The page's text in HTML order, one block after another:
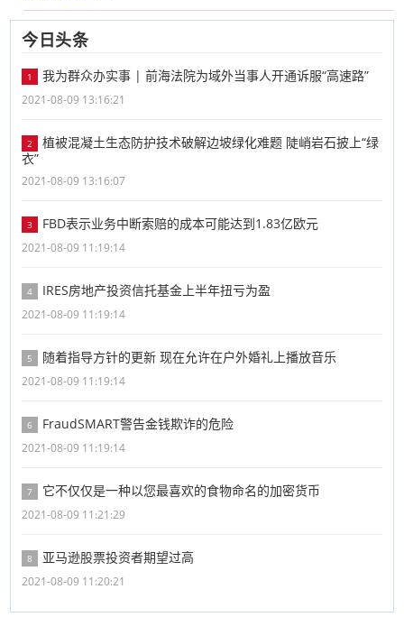
今日头条
1 我为群众办实事 | 前海法院为域外当事人开通诉服“高速路”
2021-08-09 13:16:21
2
​植被混凝土生态防护技术破解边坡绿化难题 陡峭岩石披上“绿
衣”
2021-08-09 13:16:07
3 FBD表示业务中断索赔的成本可能达到1.83亿欧元
2021-08-09 11:19:14
4 IRES房地产投资信托基金上半年扭亏为盈
2021-08-09 11:19:14
5 随着指导方针的更新 现在允许在户外婚礼上播放音乐
2021-08-09 11:19:14
6 FraudSMART警告金钱欺诈的危险
2021-08-09 11:19:14
7 它不仅仅是一种以您最喜欢的食物命名的加密货币
2021-08-09 11:21:29
8 亚马逊股票投资者期望过高
2021-08-09 11:20:21